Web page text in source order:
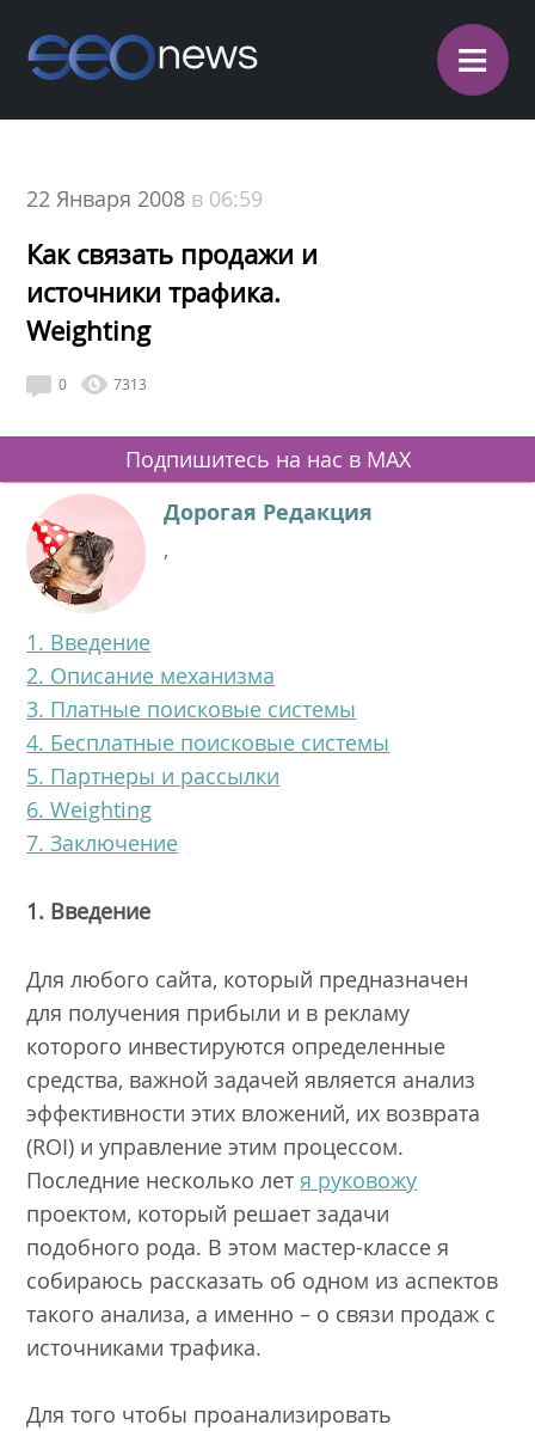
≡
22 Января 2008 в 06:59
Как связать продажи и
источники трафика.
Weighting
0 7313
Подпишитесь на нас в MAX
Дорогая Редакция
,
1. Введение
2. Описание механизма
3. Платные поисковые системы
4. Бесплатные поисковые системы
5. Партнеры и рассылки
6. Weighting
7. Заключение
1. Введение
Для любого сайта, который предназначен
для получения прибыли и в рекламу
которого инвестируются определенные
средства, важной задачей является анализ
эффективности этих вложений, их возврата
(ROI) и управление этим процессом.
Последние несколько летя руковожу
проектом, который решает задачи
подобного рода. В этом мастер-классе я
собираюсь рассказать об одном из аспектов
такого анализа, а именно – о связи продаж с
источниками трафика.
Для того чтобы проанализировать